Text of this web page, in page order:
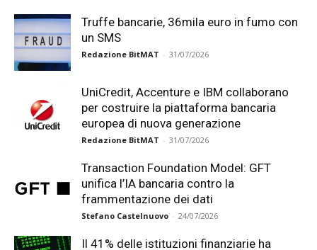
Truffe bancarie, 36mila euro in fumo con
un SMS
Redazione BitMAT - 31/07/2026
UniCredit, Accenture e IBM collaborano
per costruire la piattaforma bancaria
europea di nuova generazione
Redazione BitMAT - 31/07/2026
Transaction Foundation Model: GFT
unifica l’IA bancaria contro la
frammentazione dei dati
Stefano Castelnuovo - 24/07/2026
Il 41% delle istituzioni finanziarie ha